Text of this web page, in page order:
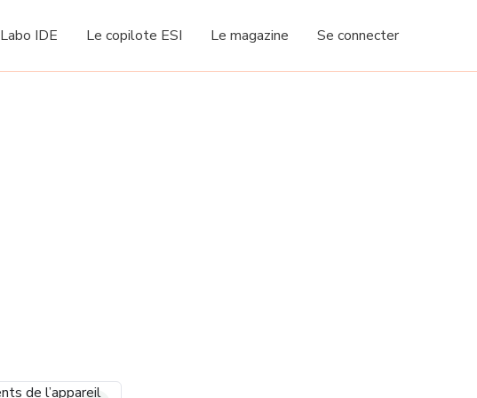
Labo IDE Le copilote ESI Le magazine Se connecter